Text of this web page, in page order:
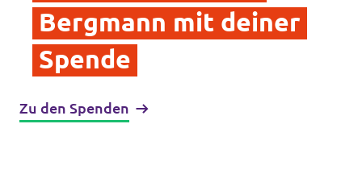
Bergmann mit deiner
Spende
Zu den Spenden